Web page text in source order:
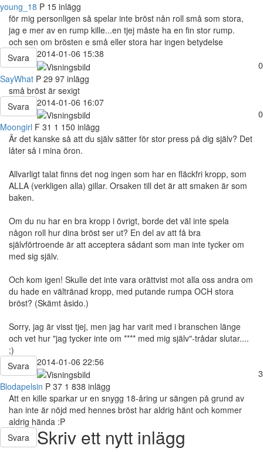
young_18 P 15 inlägg
för mig personligen så spelar inte bröst nån roll små som stora,
jag e mer av en rump kille...en tjej måste ha en fin stor rump.
och sen om brösten e små eller stora har ingen betydelse
Svara
2014-01-06 15:38
0
SayWhat P 29 97 inlägg
små bröst är sexigt
Svara
2014-01-06 16:07
0
Moongirl F 31 1 150 inlägg
Är det kanske så att du själv sätter för stor press på dig själv? Det
låter så i mina öron.
Allvarligt talat finns det nog ingen som har en fläckfri kropp, som
ALLA (verkligen alla) gillar. Orsaken till det är att smaken är som
baken.
Om du nu har en bra kropp i övrigt, borde det väl inte spela
någon roll hur dina bröst ser ut? En del av att få bra
självförtroende är att acceptera sådant som man inte tycker om
med sig själv.
Och kom igen! Skulle det inte vara orättvist mot alla oss andra om
du hade en vältränad kropp, med putande rumpa OCH stora
bröst? (Skämt åsido.)
Sorry, jag är visst tjej, men jag har varit med i branschen länge
och vet hur "jag tycker inte om **** med mig själv"-trådar slutar....
;)
Svara
2014-01-06 22:56
3
Blodapelsin P 37 1 838 inlägg
Att en kille sparkar ur en snygg 18-åring ur sängen på grund av
han inte är nöjd med hennes bröst har aldrig hänt och kommer
aldrig hända :P
Svara
Skriv ett nytt inlägg